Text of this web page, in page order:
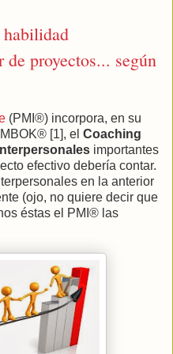
proyectos... según
(PMI®) incorpora, en su
[1], el Coaching
importantes
efectivo debería contar.
en la anterior
(ojo, no quiere decir que
éstas el PMI® las